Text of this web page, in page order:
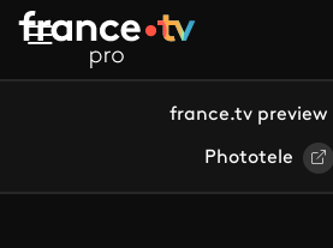
Aller au contenu principal
france.tv preview
Phototele